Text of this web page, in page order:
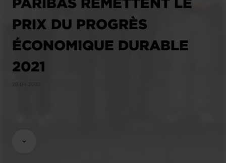
PRIX DU PROGRÈS
ÉCONOMIQUE DURABLE
2021